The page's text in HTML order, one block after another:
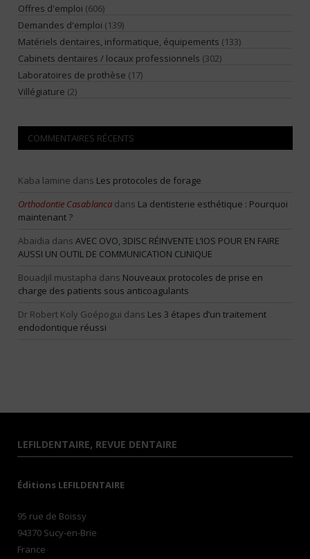
Offres d'emploi (606)
Demandes d'emploi (139)
Matériels dentaires, informatique, équipements (133)
Cabinets dentaires / locaux professionnels (302)
Laboratoires de prothèse (17)
Villégiature (2)
COMMENTAIRES RÉCENTS
Kaba lamine dans Les protocoles de forage
Orthodontie Casablanca dans La dentisterie esthétique : Pourquoi
maintenant ?
Abaidia dans AVEC OVO, 3DISC RÉINVENTE L’IOS POUR EN FAIRE
AUSSI UN OUTIL DE COMMUNICATION CLINIQUE
Bouadjil mustapha dans Nouveaux protocoles de prise en
charge des patients sous anticoagulants
Dr Robert Koly Goépogui dans Les 3 étapes d’un traitement
endodontique réussi
LEFILDENTAIRE, REVUE DENTAIRE
Éditions LEFILDENTAIRE
95 rue de Boissy
94370 Sucy-en-Brie
France